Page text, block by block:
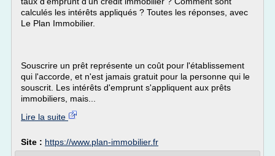
calculés les intérêts appliqués ? Toutes les réponses, avec
Le Plan Immobilier.
Souscrire un prêt représente un coût pour l'établissement
qui l'accorde, et n'est jamais gratuit pour la personne qui le
souscrit. Les intérêts d'emprunt s'appliquent aux prêts
immobiliers, mais...
Lire la suite
Site : https://www.plan-immobilier.fr